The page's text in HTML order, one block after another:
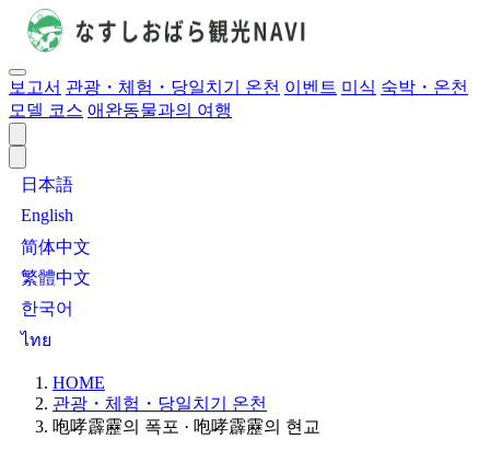
보고서 관광・체험・당일치기 온천 이벤트 미식 숙박・온천
모델 코스 애완동물과의 여행
日本語
English
简体中文
繁體中文
한국어
ไทย
HOME
관광・체험・당일치기 온천
咆哮霹靂의 폭포 · 咆哮霹靂의 현교